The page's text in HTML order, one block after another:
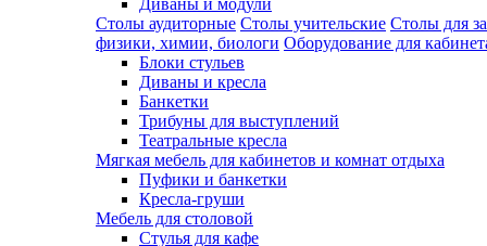
Диваны и модули
Столы аудиторные Столы учительские Столы для
физики, химии, биологи Оборудование для
Блоки стульев
Диваны и кресла
Банкетки
Трибуны для выступлений
Театральные кресла
Мягкая мебель для кабинетов и комнат отдыха
Пуфики и банкетки
Кресла-груши
Мебель для столовой
Cтулья для кафе